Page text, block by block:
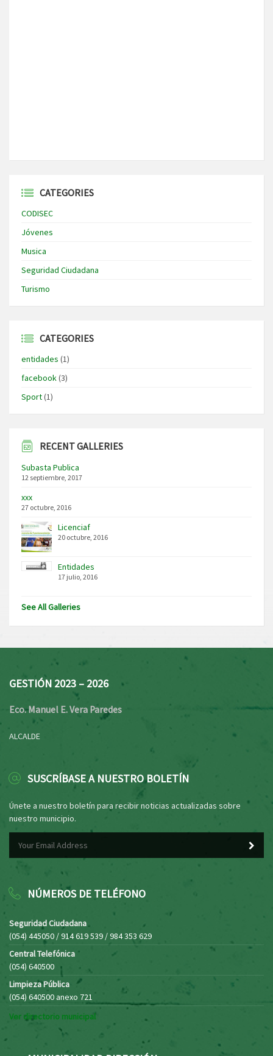
CATEGORIES
CODISEC
Jóvenes
Musica
Seguridad Ciudadana
Turismo
CATEGORIES
entidades (1)
facebook(3)
Sport(1)
RECENT GALLERIES
Subasta Publica
12 septiembre, 2017
xxx
27 octubre, 2016
Licenciaf
20 octubre, 2016
Entidades
17 julio, 2016
See All Galleries
GESTIÓN 2023 – 2026
Eco. Manuel E. Vera Paredes
ALCALDE
SUSCRÍBASE A NUESTRO BOLETÍN
Únete a nuestro boletín para recibir noticias actualizadas sobre
nuestro municipio.
NÚMEROS DE TELÉFONO
Seguridad Ciudadana
(054) 445050 / 914 619 539 / 984 353 629
Central Telefónica
(054) 640500
Limpieza Pública
(054) 640500 anexo 721
Ver directorio municipal